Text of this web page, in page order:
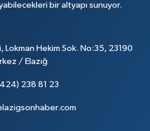
bir altyapı sunuyor.
Lokman Hekim Sok. No:35, 23190
/ Elazığ
238 81 23